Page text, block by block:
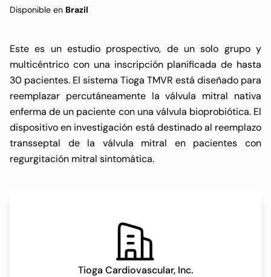
Disponible en Brazil
Este es un estudio prospectivo, de un solo grupo y
multicéntrico con una inscripción planificada de hasta
30 pacientes. El sistema Tioga TMVR está diseñado para
reemplazar percutáneamente la válvula mitral nativa
enferma de un paciente con una válvula bioprobiótica. El
dispositivo en investigación está destinado al reemplazo
transseptal de la válvula mitral en pacientes con
regurgitación mitral sintomática.
Tioga Cardiovascular, Inc.